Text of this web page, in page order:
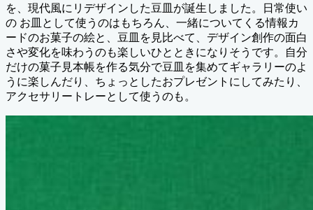
を、現代風にリデザインした豆皿が誕生しました。日常使い
の お皿として使うのはもちろん、一緒についてくる情報カ
ードのお菓子の絵と、豆皿を見比べて、デザイン創作の面白
さや変化を味わうのも楽しいひとときになりそうです。自分
だけの菓子見本帳を作る気分で豆皿を集めてギャラリーのよ
うに楽しんだり、ちょっとしたおプレゼントにしてみたり、
アクセサリートレーとして使うのも。